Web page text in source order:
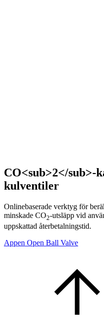
CO<sub>2</
kulventiler
Onlinebaserade verktyg för
minskade CO2-utsläpp vid
uppskattad återbetalningstid.
Appen Open Ball Valve